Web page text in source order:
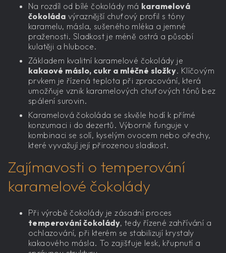
Na rozdíl od bílé čokolády má karamelová
čokoláda výraznější chuťový profil s tóny
karamelu, másla, sušeného mléka a jemné
praženosti. Sladkost je méně ostrá a působí
kulatěji a hluboce.
Základem kvalitní karamelové čokolády je
kakaové máslo, cukr a mléčné složky. Klíčovým
prvkem je řízená teplota při zpracování, která
umožňuje vznik karamelových chuťových tónů bez
spálení surovin.
Karamelová čokoláda se skvěle hodí k přímé
konzumaci i do dezertů. Výborně funguje v
kombinaci se solí, kyselým ovocem nebo ořechy,
které vyvažují její přirozenou sladkost.
Zajímavosti o temperování
karamelové čokolády
Při výrobě čokolády je zásadní proces
temperování čokolády, tedy řízené zahřívání a
ochlazování, při kterém se stabilizují krystaly
kakaového másla. To zajišťuje lesk, křupnutí a